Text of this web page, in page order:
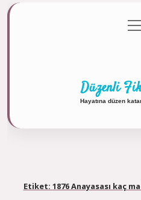
Gizlilik
aç
Düzenli
Hayatına düzen
Etiket: 1876 Anayasası kaç